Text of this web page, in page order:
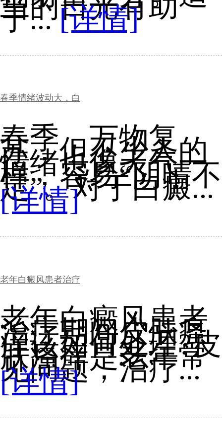
于...[详情]
春季情绪波动大，白
春季，万物复
苏，但不少人的
情绪也像天气一
样，容易“阴晴不
定”。对于白癜...
[详情]
老年白癜风患者治疗
老年白癜风患者
治疗期间皮肤瘙
痒该如何处理?皮
肤瘙痒是老年常
见问题，治疗...
[详情]